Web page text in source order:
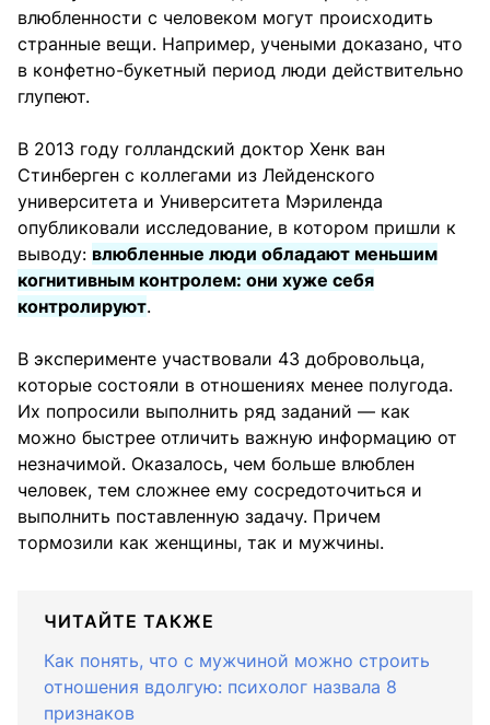
влюбленности с человеком могут происходить
странные вещи. Например, учеными доказано, что
в конфетно-букетный период люди действительно
глупеют.
В 2013 году голландский доктор Хенк ван
Стинберген с коллегами из Лейденского
университета и Университета Мэриленда
опубликовали исследование, в котором пришли к
выводу: влюбленные люди обладают меньшим
когнитивным контролем: они хуже себя
контролируют.
В эксперименте участвовали 43 добровольца,
которые состояли в отношениях менее полугода.
Их попросили выполнить ряд заданий — как
можно быстрее отличить важную информацию от
незначимой. Оказалось, чем больше влюблен
человек, тем сложнее ему сосредоточиться и
выполнить поставленную задачу. Причем
тормозили как женщины, так и мужчины.
ЧИТАЙТЕ ТАКЖЕ
Как понять, что с мужчиной можно строить
отношения вдолгую: психолог назвала 8
признаков